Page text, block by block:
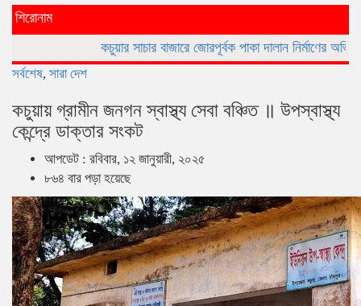
শিরোনাম
কচুয়ার সাচার বাজারে জোরপূর্বক পাকা দালান নির্মাণের অভিযোগ কচুয়ায়
সর্বশেষ, সারা দেশ
কচুয়ায় গ্রামীন জনগন স্বাস্থ্য সেবা বঞ্চিত ॥ উপস্বাস্থ্য
কেন্দ্রে ডাক্তার সংকট
আপডেট : রবিবার, ১২ জানুয়ারী, ২০২৫
৮৬৪ বার পড়া হয়েছে